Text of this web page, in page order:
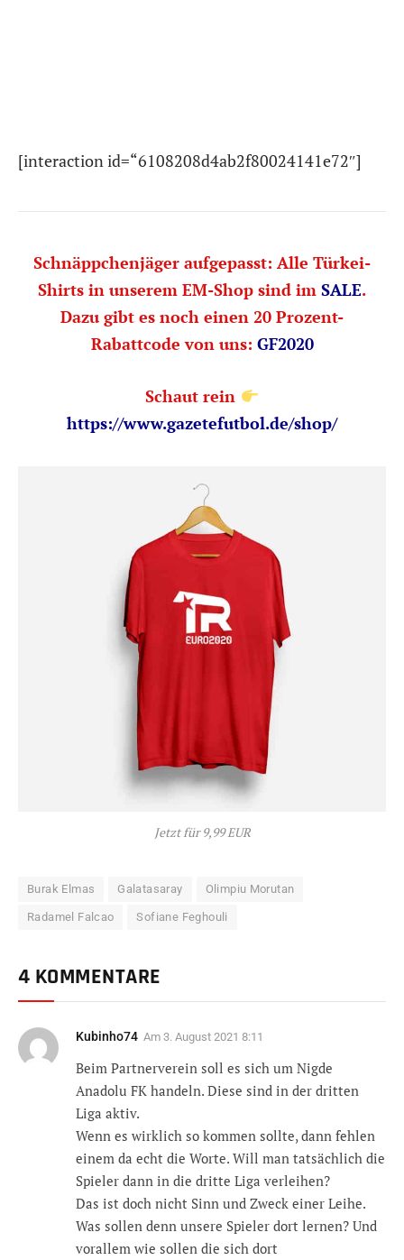
[interaction id=“6108208d4ab2f80024141e72″]
Schnäppchenjäger aufgepasst: Alle Türkei-
Shirts in unserem EM-Shop sind im SALE.
Dazu gibt es noch einen 20 Prozent-
Rabattcode von uns: GF2020
Schaut rein
https://www.gazetefutbol.de/shop/
Jetzt für 9,99 EUR
Burak Elmas Galatasaray Olimpiu Morutan
Radamel Falcao Sofiane Feghouli
4 KOMMENTARE
Kubinho74 Am 3. August 2021 8:11
Beim Partnerverein soll es sich um Nigde
Anadolu FK handeln. Diese sind in der dritten
Liga aktiv.
Wenn es wirklich so kommen sollte, dann fehlen
einem da echt die Worte. Will man tatsächlich die
Spieler dann in die dritte Liga verleihen?
Das ist doch nicht Sinn und Zweck einer Leihe.
Was sollen denn unsere Spieler dort lernen? Und
vorallem wie sollen die sich dort